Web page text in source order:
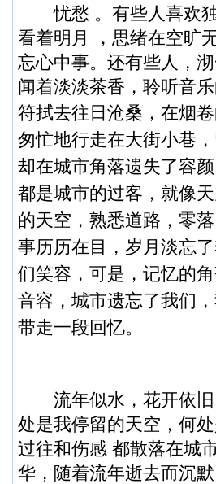
忧愁 。有些人喜欢独
看着明月 ，思绪在空旷
忘心中事。还有些人，
闻着淡淡茶香，聆听音
符拭去往日沧桑，在烟
匆忙地行走在大街小巷
却在城市角落遗失了容
都是城市的过客，就像
的天空，熟悉道路，零
事历历在目，岁月淡忘
们笑容，可是，记忆的
音容，城市遗忘了我们
带走一段回忆。
流年似水，花开依旧
处是我停留的天空，何
过往和伤感 都散落在城
华，随着流年逝去而沉